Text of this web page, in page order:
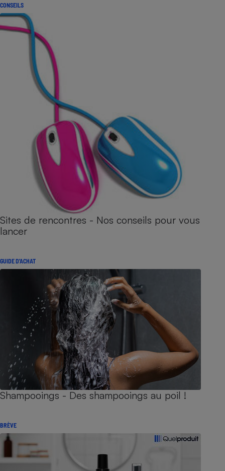
CONSEILS
Sites de rencontres - Nos conseils pour vous
lancer
GUIDE D'ACHAT
Shampooings - Des shampooings au poil !
BRÈVE